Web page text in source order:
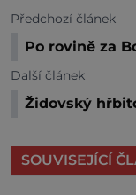
Předchozí článek
Po rovině za
Další článek
Židovský
SOUVISEJÍCÍ